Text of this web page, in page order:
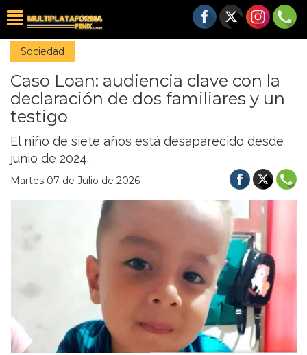
Sociedad
Caso Loan: audiencia clave con la
declaración de dos familiares y un
testigo
El niño de siete años está desaparecido desde
junio de 2024.
Martes 07 de Julio de 2026